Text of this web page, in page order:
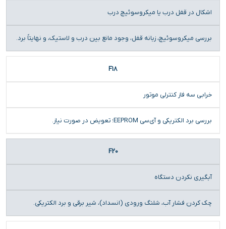
اشکال در قفل درب یا میکروسوئیچ درب
بررسی میکروسوئیچ، زبانه قفل، وجود مانع بین درب و لاستیک، و نهایتاً برد.
F18
خرابی سه فاز کنترلی موتور
بررسی برد الکتریکی و آی‌سی EEPROM؛ تعویض در صورت نیاز.
F20
آبگیری نکردن دستگاه
چک کردن فشار آب، شلنگ ورودی (انسداد)، شیر برقی و برد الکتریکی.